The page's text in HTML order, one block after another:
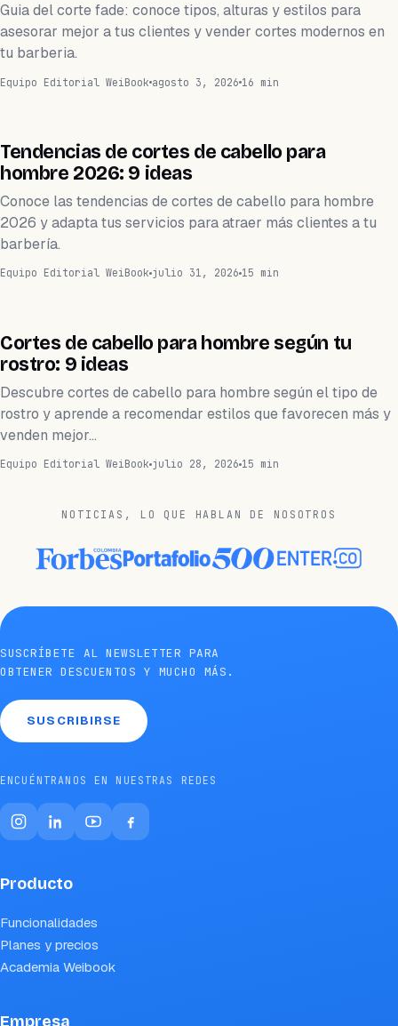
Guia del corte fade: conoce tipos, alturas y estilos para
asesorar mejor a tus clientes y vender cortes modernos en
tu barberia.
Equipo Editorial WeiBook agosto 3, 2026 16 min
BELLEZA
Tendencias de cortes de cabello para
hombre 2026: 9 ideas
Conoce las tendencias de cortes de cabello para hombre
2026 y adapta tus servicios para atraer más clientes a tu
barbería.
Equipo Editorial WeiBook julio 31, 2026 15 min
BELLEZA
Cortes de cabello para hombre según tu
rostro: 9 ideas
Descubre cortes de cabello para hombre según el tipo de
rostro y aprende a recomendar estilos que favorecen más y
venden mejor…
Equipo Editorial WeiBook julio 28, 2026 15 min
NOTICIAS, LO QUE HABLAN DE NOSOTROS
SUSCRÍBETE AL NEWSLETTER PARA
OBTENER DESCUENTOS Y MUCHO MÁS.
SUSCRIBIRSE
ENCUÉNTRANOS EN NUESTRAS REDES
Producto
Funcionalidades
Planes y precios
Academia Weibook
Empresa